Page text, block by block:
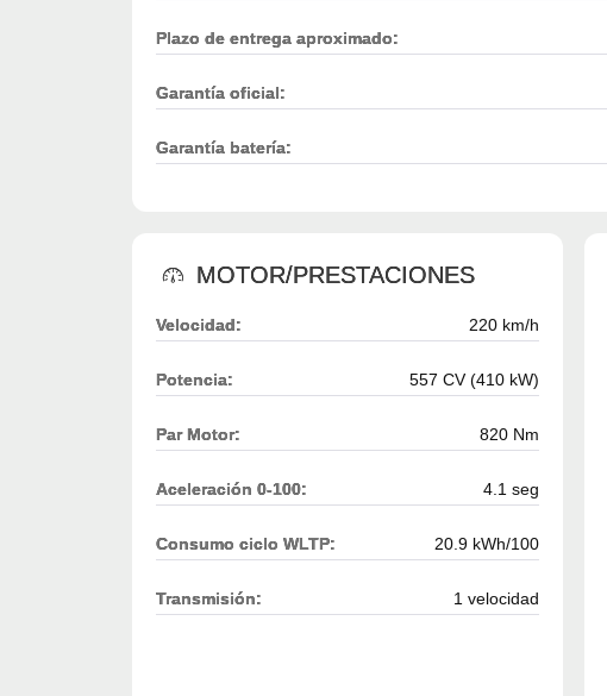
Plazo de entrega aproximado:
Garantía oficial:
Garantía batería:
MOTOR/PRESTACIONES
Velocidad: 220 km/h
Potencia: 557 CV (410 kW)
Par Motor: 820 Nm
Aceleración 0-100: 4.1 seg
Consumo ciclo WLTP: 20.9 kWh/100
Transmisión: 1 velocidad